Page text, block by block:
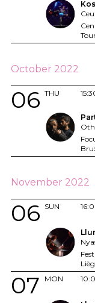
October 2022
THU
06
November 2022
SUN
06
MON
07